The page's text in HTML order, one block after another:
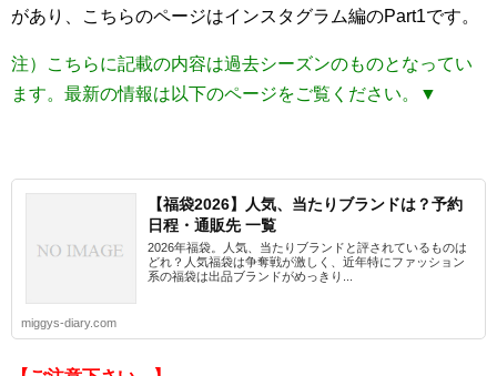
があり、こちらのページはインスタグラム編のPart1です。
注）こちらに記載の内容は過去シーズンのものとなってい
ます。最新の情報は以下のページをご覧ください。▼
【福袋2026】人気、当たりブランドは？予約
日程・通販先 一覧
2026年福袋。人気、当たりブランドと評されているものは
どれ？人気福袋は争奪戦が激しく、近年特にファッション
系の福袋は出品ブランドがめっきり...
miggys-diary.com